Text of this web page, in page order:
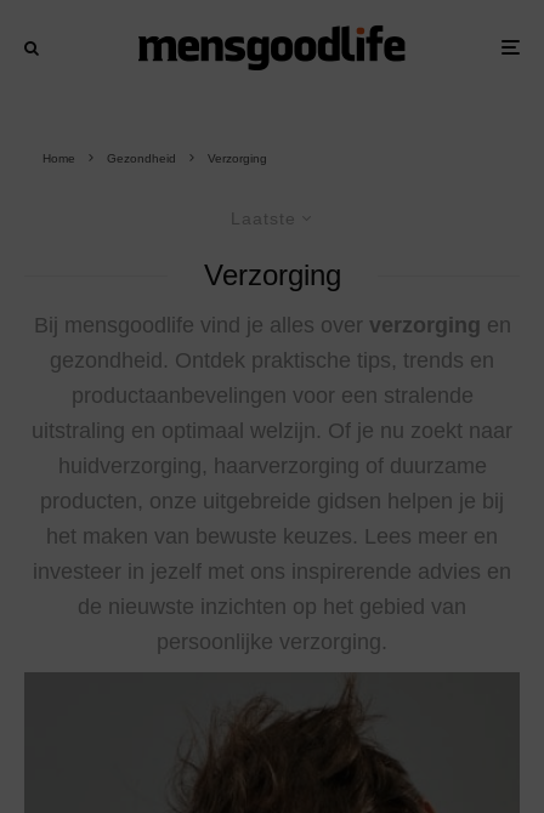
Home Gezondheid Verzorging
Laatste
Verzorging
Bij mensgoodlife vind je alles over verzorging en
gezondheid. Ontdek praktische tips, trends en
productaanbevelingen voor een stralende
uitstraling en optimaal welzijn. Of je nu zoekt naar
huidverzorging, haarverzorging of duurzame
producten, onze uitgebreide gidsen helpen je bij
het maken van bewuste keuzes. Lees meer en
investeer in jezelf met ons inspirerende advies en
de nieuwste inzichten op het gebied van
persoonlijke verzorging.